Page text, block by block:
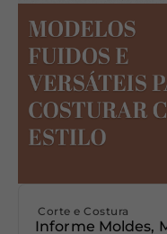
Corte e Costura
Informe Moldes,